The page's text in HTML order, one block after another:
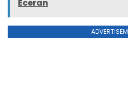
Eceran